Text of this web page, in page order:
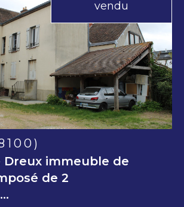
vendu
voir le
bien
Dreux immeuble de
de 2